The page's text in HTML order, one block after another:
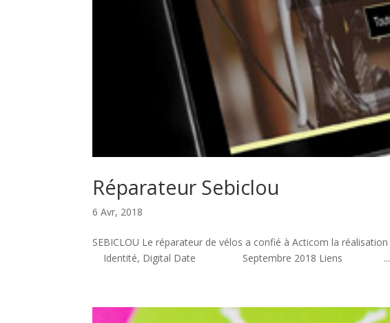
Réparateur Sebiclou
6 Avr, 2018
SEBICLOU Le réparateur de vélos a confié à Acticom la
Identité, Digital Date Septembre 2018 Liens ...